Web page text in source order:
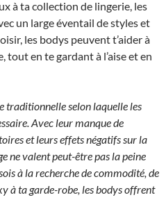
à ta collection de lingerie, les
un large éventail de styles et
les bodys peuvent t’aider à
en te gardant à l’aise et en
traditionnelle selon laquelle les
Avec leur manque de
et leurs effets négatifs sur la
ne valent peut-être pas la peine
à la recherche de commodité, de
à ta garde-robe, les bodys offrent